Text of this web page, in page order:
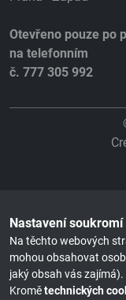
Otevřeno pouze po
na telefonním
č. 777 305 992
Nastavení soukromí
Na těchto webových
mohou obsahovat
jaký obsah vás zajímá).
Kromětechnických